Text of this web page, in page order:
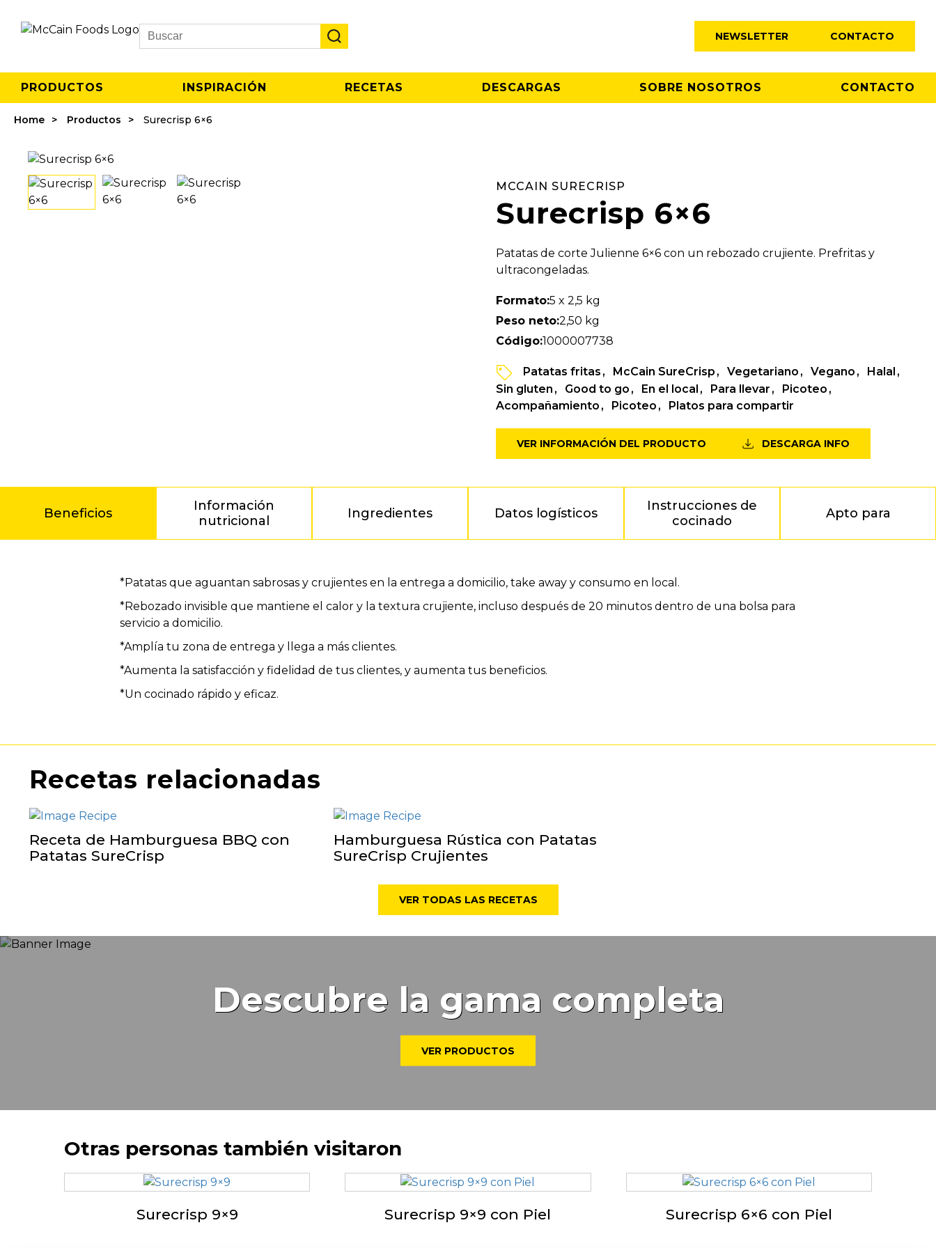
Search
NEWSLETTER CONTACTO
PRODUCTOS INSPIRACIÓN RECETAS DESCARGAS SOBRE NOSOTROS CONTACTO
Home Productos Surecrisp 6×6
MCCAIN SURECRISP
Surecrisp 6×6
Patatas de corte Julienne 6×6 con un rebozado crujiente. Prefritas y
ultracongeladas.
Formato:5 x 2,5 kg
Peso neto:2,50 kg
Código:1000007738
Patatas fritas McCain SureCrisp Vegetariano Vegano
Halal
Sin gluten
Good to go En el local Para llevar
Picoteo
Acompañamiento
Picoteo Platos para compartir
VER INFORMACIÓN DEL PRODUCTO DESCARGA INFO
Beneficios
Información
nutricional
Ingredientes Datos logísticos
Instrucciones de
cocinado
Apto para
Beneficios*Patatas que aguantan sabrosas y crujientes en la entrega a domicilio, take away y consumo en local.
*Rebozado invisible que mantiene el calor y la textura crujiente, incluso después de 20 minutos dentro de una bolsa para
servicio a domicilio.
*Amplía tu zona de entrega y llega a más clientes.
*Aumenta la satisfacción y fidelidad de tus clientes, y aumenta tus beneficios.
*Un cocinado rápido y eficaz.
Recetas relacionadas
Receta de Hamburguesa BBQ con
Patatas SureCrisp
Hamburguesa Rústica con Patatas
SureCrisp Crujientes
VER TODAS LAS RECETAS
Descubre la gama completa
VER PRODUCTOS
Otras personas también visitaron
Surecrisp 9×9 Surecrisp 9×9 con Piel Surecrisp 6×6 con Piel